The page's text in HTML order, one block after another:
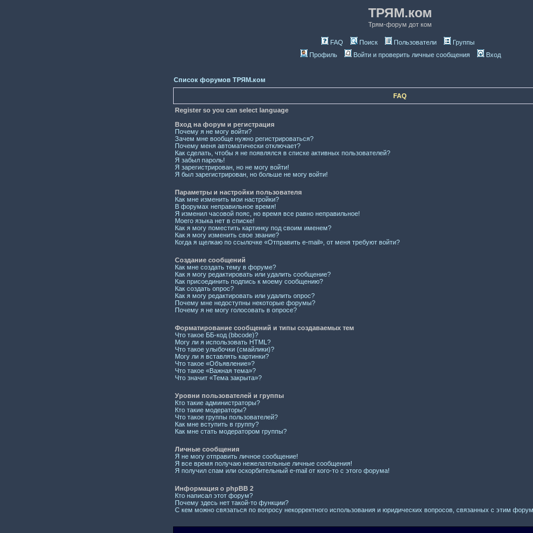
ТРЯМ.ком
Трям-форум дот ком
FAQ Поиск Пользователи
Группы
Профиль
Войти и проверить личные сообщения Вход
Список форумов ТРЯМ.ком
FAQ
Register so you can select language
Вход на форум и регистрация
Почему я не могу войти?
Зачем мне вообще нужно регистрироваться?
Почему меня автоматически отключает?
Как сделать, чтобы я не появлялся в списке активных пользователей?
Я забыл пароль!
Я зарегистрирован, но не могу войти!
Я был зарегистрирован, но больше не могу войти!
Параметры и настройки пользователя
Как мне изменить мои настройки?
В форумах неправильное время!
Я изменил часовой пояс, но время все равно неправильное!
Моего языка нет в списке!
Как я могу поместить картинку под своим именем?
Как я могу изменить свое звание?
Когда я щелкаю по ссылочке «Отправить e-mail», от меня требуют войти?
Создание сообщений
Как мне создать тему в форуме?
Как я могу редактировать или удалить сообщение?
Как присоединить подпись к моему сообщению?
Как создать опрос?
Как я могу редактировать или удалить опрос?
Почему мне недоступны некоторые форумы?
Почему я не могу голосовать в опросе?
Форматирование сообщений и типы создаваемых тем
Что такое ББ-код (bbcode)?
Могу ли я использовать HTML?
Что такое улыбочки (смайлики)?
Могу ли я вставлять картинки?
Что такое «Объявление»?
Что такое «Важная тема»?
Что значит «Тема закрыта»?
Уровни пользователей и группы
Кто такие администраторы?
Кто такие модераторы?
Что такое группы пользователей?
Как мне вступить в группу?
Как мне стать модератором группы?
Личные сообщения
Я не могу отправить личное сообщение!
Я все время получаю нежелательные личные сообщения!
Я получил спам или оскорбительный e-mail от кого-то с этого форума!
Информация о phpBB 2
Кто написал этот форум?
Почему здесь нет такой-то функции?
С кем можно связаться по вопросу некорректного использования и юридических вопросов, связанных с этим